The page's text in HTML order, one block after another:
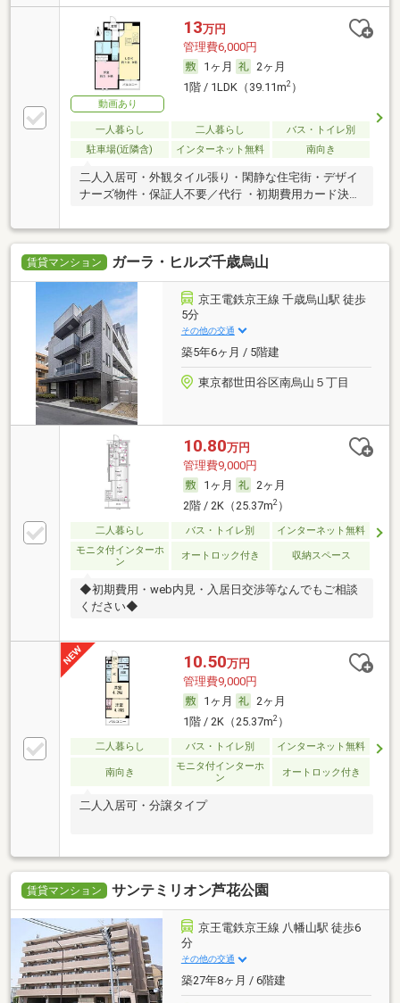
動画あり
13万円
管理費6,000円
1ヶ月
2ヶ月
1階 / 1LDK（39.11m2）
一人暮らし 二人暮らし
バス・トイレ別
駐車場(近隣含)
インターネット無料 南向き
二人入居可・外観タイル張り・閑静な住宅街・デザイ
ナーズ物件・保証人不要／代行 ・初期費用カード決済
賃貸マンション ガーラ・ヒルズ千歳烏山
京王電鉄京王線 千歳烏山駅 徒歩
5分
その他の交通
築5年6ヶ月 / 5階建
東京都世田谷区南烏山５丁目
10.80万円
管理費9,000円
1ヶ月
2ヶ月
2階 / 2K（25.37m2）
二人暮らし バス・トイレ別
インターネット無料
モニタ付インターホ
ン
オートロック付き 収納スペース
◆初期費用・web内見・入居日交渉等なんでもご相談
ください◆
10.50万円
管理費9,000円
1ヶ月
2ヶ月
1階 / 2K（25.37m2）
二人暮らし バス・トイレ別 インターネット無料
南向き
モニタ付インターホ
ン
オートロック付き
二人入居可・分譲タイプ
賃貸マンション サンテミリオン芦花公園
京王電鉄京王線 八幡山駅 徒歩6
分
その他の交通
築27年8ヶ月 / 6階建